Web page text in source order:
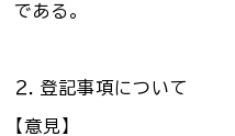
である。
２．登記事項について
【意見】